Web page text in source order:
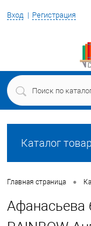
Вход Регистрация
Каталог
Главная страница •
Афанасьева